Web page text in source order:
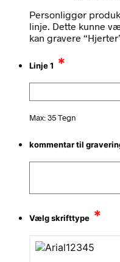
Personliggør
linje. Dette kunne
kan gravere
Linje 1 *
Max: 35 Tegn
kommentar til
Vælg skrifttype *